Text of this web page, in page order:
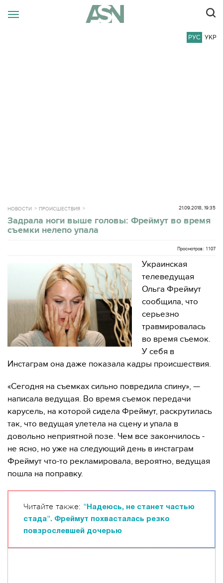
РУС УКР
НОВОСТИ ПРОИСШЕСТВИЯ 21.09.2018, 19:35
Задрала ноги выше головы: Фреймут во время
съемки нелепо упала
Просмотров: 1107
Украинская
телеведущая
Ольга Фреймут
сообщила, что
серьезно
травмировалась
во время съемок.
У себя в
Инстаграм она даже показала кадры происшествия.
«Сегодня на съемках сильно повредила спину», —
написала ведущая. Во время съемок передачи
карусель, на которой сидела Фреймут, раскрутилась
так, что ведущая улетела на сцену и упала в
довольно неприятной позе. Чем все закончилось -
не ясно, но уже на следующий день в инстаграм
Фреймут что-то рекламировала, вероятно, ведущая
пошла на поправку.
Читайте также: "Надеюсь, не станет частью
стада". Фреймут похвасталась резко
повзрослевшей дочерью